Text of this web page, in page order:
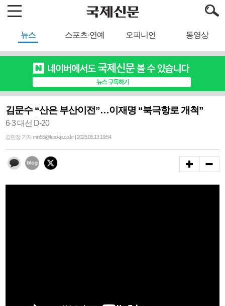
뉴스 스포츠·연예 오피니언 동영상
김문수 “산은 부산이전”…이재명 “북극항로 개척”
6·3 대선 D-20
김민정 기자 min55@kookje.co.kr | 2025.05.13 19:54